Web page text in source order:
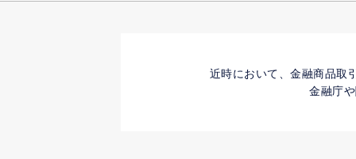
近時において、金融商品取
金融庁